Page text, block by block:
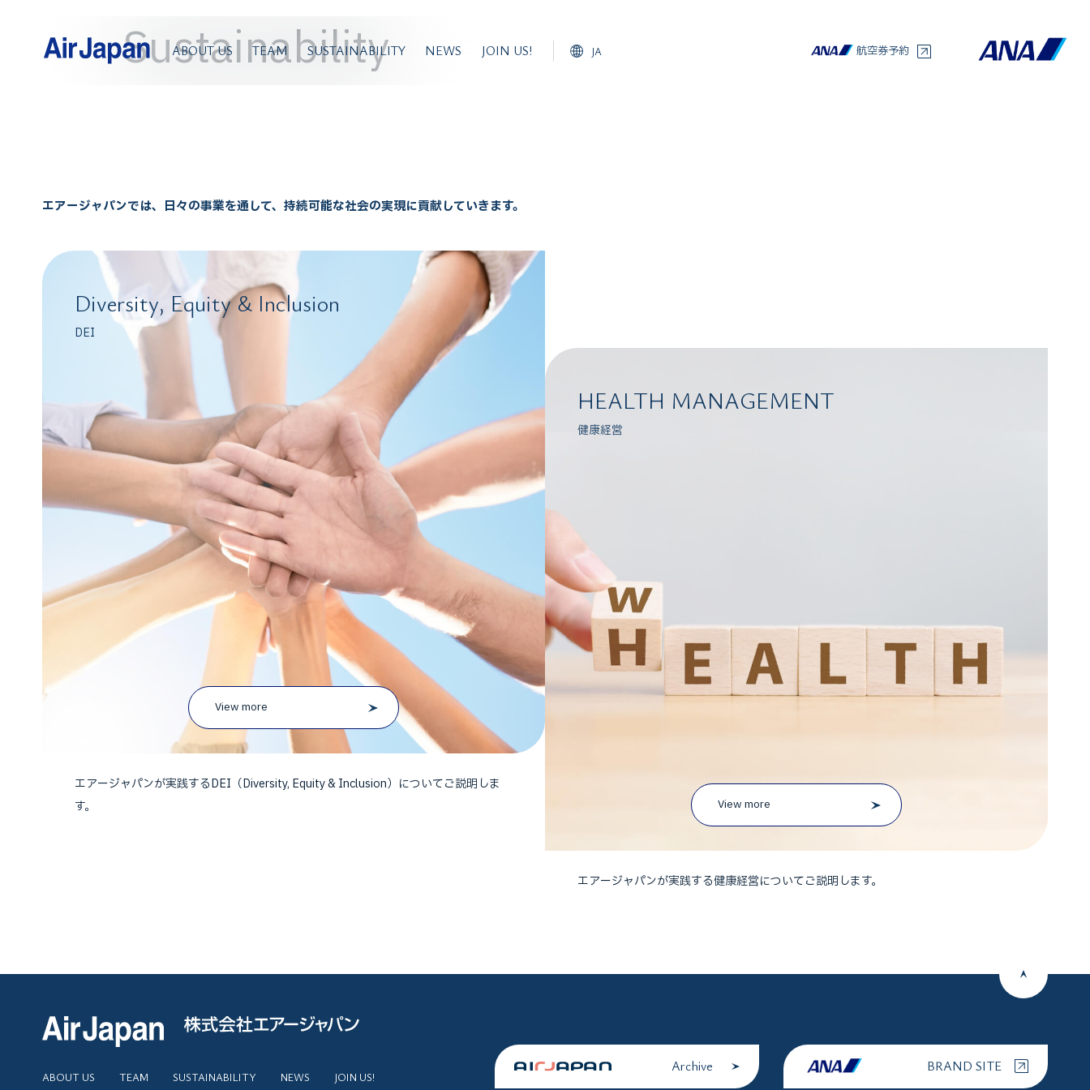
ABOUT US TEAM SUSTAINABILITY NEWS JOIN US! JA 航空券予約
Sustainability
エアージャパンでは、日々の事業を通して、持続可能な社会の実現に貢献していきます。
Diversity, Equity & Inclusion
DEI
View more
エアージャパンが実践するDEI（Diversity, Equity & Inclusion）についてご説明しま
す。
HEALTH MANAGEMENT
健康経営
View more
エアージャパンが実践する健康経営についてご説明します。
ABOUT US TEAM SUSTAINABILITY NEWS JOIN US!
Archive BRAND SITE